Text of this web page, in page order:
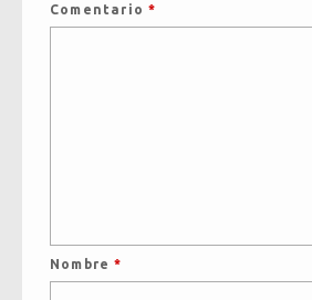
Comentario*
Nombre*